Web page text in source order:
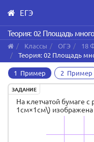
Skip
to
main
content
ЕГЭ
Теория: 02 Площадь
Классы ОГЭ
18
Теория: 02 Площадь
1 Пример 2 Пример
ЗАДАНИЕ
На клетчатой бумаге
1см×1см\)